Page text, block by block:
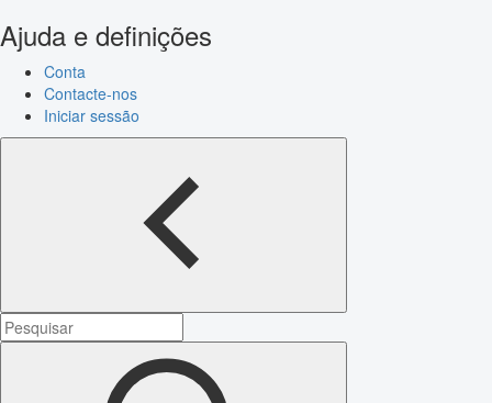
Ajuda e definições
Conta
Contacte-nos
Iniciar sessão